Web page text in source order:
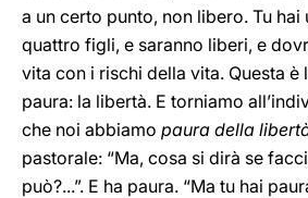
a un certo punto, non libero. Tu hai
quattro figli, e saranno liberi, e
vita con i rischi della vita. Questa è
paura: la libertà. E torniamo
che noi abbiamo paura della
pastorale: “Ma, cosa si dirà se
può?...”. E ha paura. “Ma tu hai